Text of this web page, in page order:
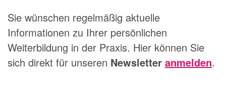
Sie wünschen regelmäßig aktuelle
Informationen zu Ihrer persönlichen
Weiterbildung in der Praxis. Hier können Sie
sich direkt für unseren Newsletter anmelden.